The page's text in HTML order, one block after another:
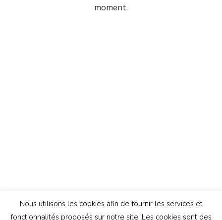
moment.
Nous utilisons les cookies afin de fournir les services et
fonctionnalités proposés sur notre site. Les cookies sont des